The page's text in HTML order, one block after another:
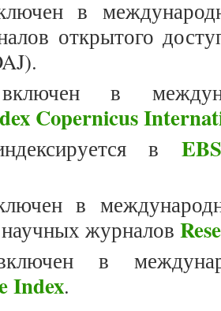
в
открытого
в
Copernicus
в
в
журналов
в
Index.